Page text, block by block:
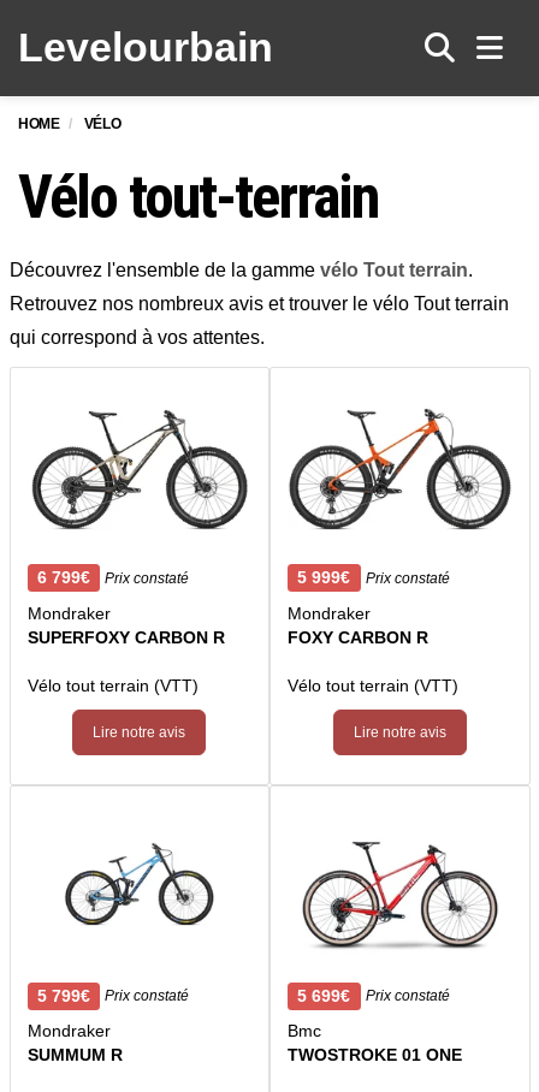
Levelourbain
HOME VÉLO
Vélo tout-terrain
Découvrez l'ensemble de la gamme vélo Tout terrain.
Retrouvez nos nombreux avis et trouver le vélo Tout terrain
qui correspond à vos attentes.
6 799€ Prix constaté
Mondraker
SUPERFOXY CARBON R
Vélo tout terrain (VTT)
Lire notre avis
5 999€ Prix constaté
Mondraker
FOXY CARBON R
Vélo tout terrain (VTT)
Lire notre avis
5 799€ Prix constaté
Mondraker
SUMMUM R
5 699€ Prix constaté
Bmc
TWOSTROKE 01 ONE